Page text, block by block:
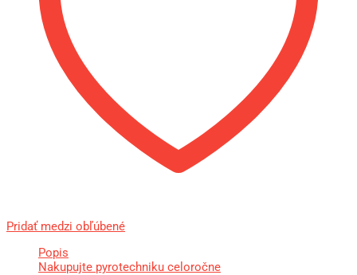
Pridať medzi obľúbené
Popis
Nakupujte pyrotechniku celoročne